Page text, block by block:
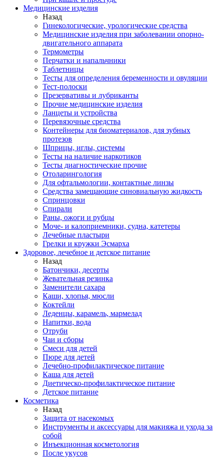
Медицинские изделия
Назад
Гинекологические, урологические средства
Медицинские изделия при заболевании опорно-
двигательного аппарата
Термометры
Перчатки и напальчники
Таблетницы
Тесты для определения беременности и овуляции
Тест-полоски
Презервативы и лубриканты
Прочие медицинские изделия
Ланцеты и устройства
Перевязочные средства
Контейнеры для биоматериалов, для зубных
протезов
Шприцы, иглы, системы
Тесты на наличие наркотиков
Тесты диагностические прочие
Отоларингология
Для офтальмологии, контактные линзы
Средства замещающие синовиальную жидкость
Спринцовки
Спирали
Раны, ожоги и рубцы
Моче- и калоприемники, судна, катетеры
Лечебные пластыри
Грелки и кружки Эсмарха
Здоровое, лечебное и детское питание
Назад
Батончики, десерты
Жевательная резинка
Заменители сахара
Каши, хлопья, мюсли
Коктейли
Леденцы, карамель, мармелад
Напитки, вода
Отруби
Чаи и сборы
Смеси для детей
Пюре для детей
Лечебно-профилактическое питание
Каша для детей
Диетическо-профилактическое питание
Детское питание
Косметика
Назад
Защита от насекомых
Инструменты и аксессуары для макияжа и ухода за
собой
Инъекционная косметология
После укусов